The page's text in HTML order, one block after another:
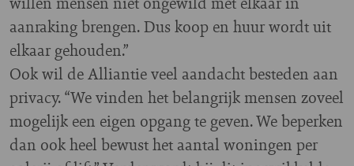
aanraking brengen. Dus koop en huur wordt uit
elkaar gehouden.”
Ook wil de Alliantie veel aandacht besteden aan
privacy. “We vinden het belangrijk mensen zoveel
mogelijk een eigen opgang te geven. We beperken
dan ook heel bewust het aantal woningen per